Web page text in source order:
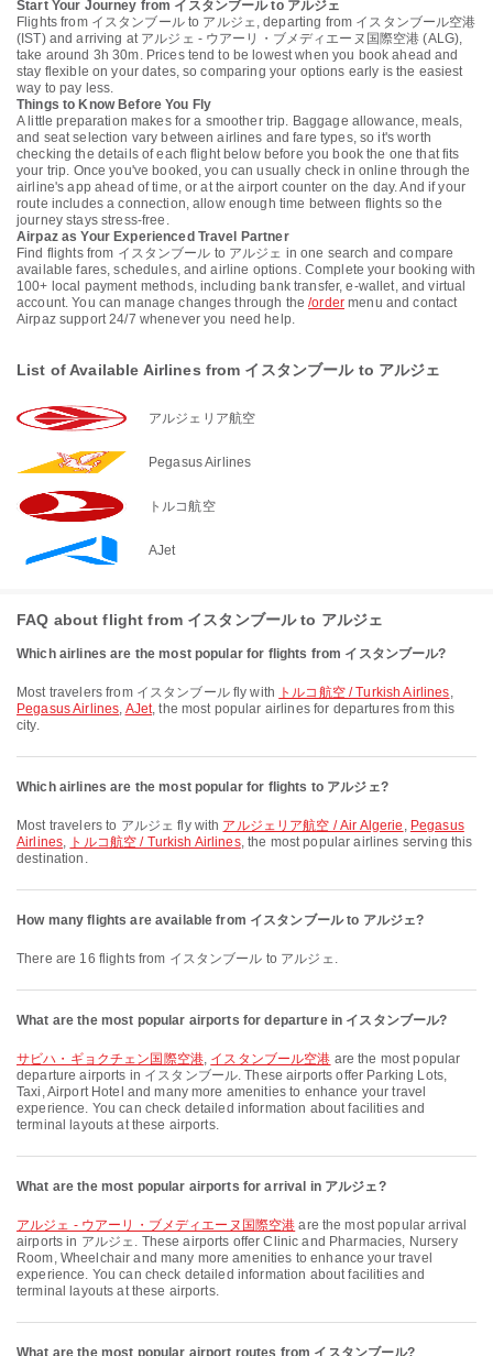
Start Your Journey from イスタンブール to アルジェ
Flights from イスタンブール to アルジェ, departing from イスタンブール空港
(IST) and arriving at アルジェ - ウアーリ・ブメディエーヌ国際空港 (ALG),
take around 3h 30m. Prices tend to be lowest when you book ahead and
stay flexible on your dates, so comparing your options early is the easiest
way to pay less.
Things to Know Before You Fly
A little preparation makes for a smoother trip. Baggage allowance, meals,
and seat selection vary between airlines and fare types, so it's worth
checking the details of each flight below before you book the one that fits
your trip. Once you've booked, you can usually check in online through the
airline's app ahead of time, or at the airport counter on the day. And if your
route includes a connection, allow enough time between flights so the
journey stays stress-free.
Airpaz as Your Experienced Travel Partner
Find flights from イスタンブール to アルジェ in one search and compare
available fares, schedules, and airline options. Complete your booking with
100+ local payment methods, including bank transfer, e-wallet, and virtual
account. You can manage changes through the/order menu and contact
Airpaz support 24/7 whenever you need help.
List of Available Airlines from イスタンブール to アルジェ
アルジェリア航空
Pegasus Airlines
トルコ航空
AJet
FAQ about flight from イスタンブール to アルジェ
Which airlines are the most popular for flights from イスタンブール?
Most travelers from イスタンブール fly with トルコ航空 / Turkish Airlines,
Pegasus Airlines, AJet, the most popular airlines for departures from this
city.
Which airlines are the most popular for flights to アルジェ?
Most travelers to アルジェ fly with アルジェリア航空 / Air Algerie , Pegasus
Airlines, トルコ航空 / Turkish Airlines, the most popular airlines serving this
destination.
How many flights are available from イスタンブール to アルジェ?
There are 16 flights from イスタンブール to アルジェ.
What are the most popular airports for departure in イスタンブール?
サビハ・ギョクチェン国際空港, イスタンブール空港 are the most popular
departure airports in イスタンブール. These airports offer Parking Lots,
Taxi, Airport Hotel and many more amenities to enhance your travel
experience. You can check detailed information about facilities and
terminal layouts at these airports.
What are the most popular airports for arrival in アルジェ?
アルジェ - ウアーリ・ブメディエーヌ国際空港 are the most popular arrival
airports in アルジェ. These airports offer Clinic and Pharmacies, Nursery
Room, Wheelchair and many more amenities to enhance your travel
experience. You can check detailed information about facilities and
terminal layouts at these airports.
What are the most popular airport routes from イスタンブール?